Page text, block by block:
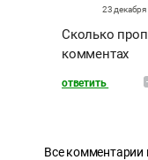
23
Сколько
комментах
ответить
Все комментарии